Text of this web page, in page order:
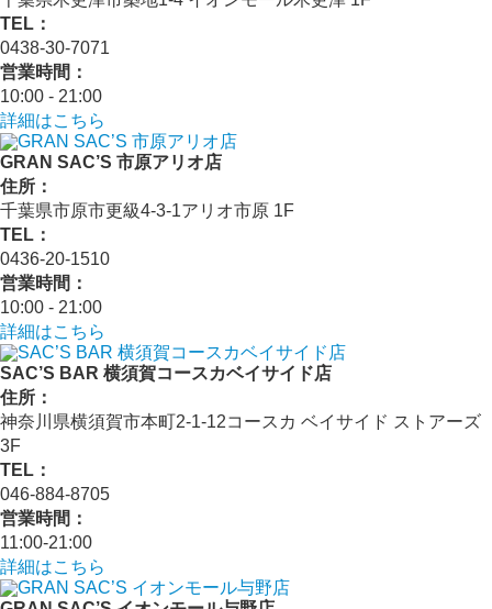
TEL：
0438-30-7071
営業時間：
10:00 - 21:00
詳細はこちら
GRAN SAC’S 市原アリオ店
住所：
千葉県市原市更級4-3-1アリオ市原 1F
TEL：
0436-20-1510
営業時間：
10:00 - 21:00
詳細はこちら
SAC’S BAR 横須賀コースカベイサイド店
住所：
神奈川県横須賀市本町2-1-12コースカ ベイサイド ストアーズ
3F
TEL：
046-884-8705
営業時間：
11:00-21:00
詳細はこちら